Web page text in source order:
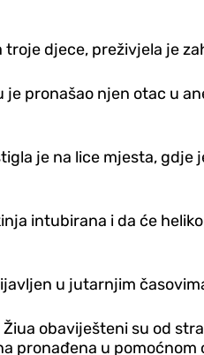
djece, preživjela je
pronašao njen otac u
je na lice mjesta,
intubirana i da će
u jutarnjim
obaviješteni su od
pronađena u pomoćnom